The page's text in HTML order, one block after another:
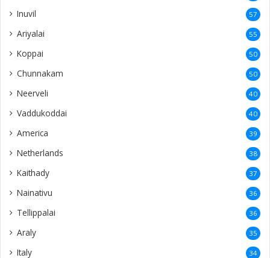
Inuvil 57
Ariyalai 55
Koppai 50
Chunnakam 50
Neerveli 40
Vaddukoddai 40
America 39
Netherlands 38
Kaithady 37
Nainativu 36
Tellippalai 36
Araly 35
Italy 34